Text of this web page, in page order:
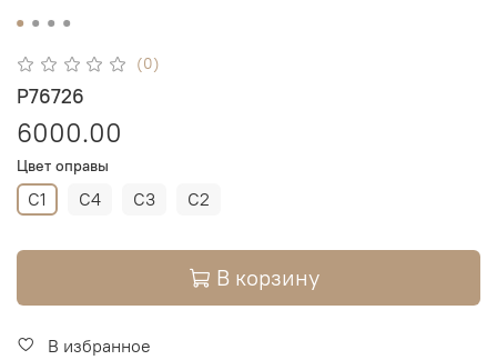
(0)
P76726
6000.00
Цвет оправы
C1 C4 C3 C2
В корзину
В избранное